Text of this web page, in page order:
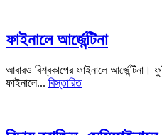
ফাইনালে আর্জেন্টিনা
আবারও বিশ্বকাপের ফাইনালে আর্জেন্টিনা।
ফাইনালে... বিস্তারিত